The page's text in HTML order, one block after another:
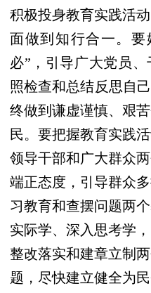
积极投身教育实践活
面做到知行合一。要
必”，引导广大党员
照检查和总结反思自
终做到谦虚谨慎、艰
民。要把握教育实践
领导干部和广大群众
端正态度，引导群众
习教育和查摆问题两
实际学、深入思考学
整改落实和建章立制
题，尽快建立健全为